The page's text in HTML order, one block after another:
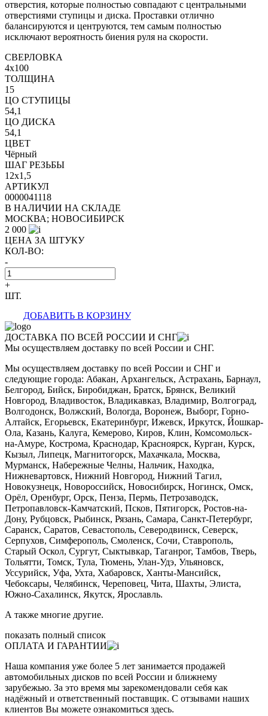
отверстия, которые полностью совпадают с центральными
отверстиями ступицы и диска. Проставки отлично
балансируются и центруются, тем самым полностью
исключают вероятность биения руля на скорости.
СВЕРЛОВКА
4x100
ТОЛЩИНА
15
ЦО СТУПИЦЫ
54,1
ЦО ДИСКА
54,1
ЦВЕТ
Чёрный
ШАГ РЕЗЬБЫ
12x1,5
АРТИКУЛ
0000041118
В НАЛИЧИИ НА СКЛАДЕ
МОСКВА; НОВОСИБИРСК
2 000
ЦЕНА ЗА ШТУКУ
КОЛ-ВО:
-
+
ШТ.
ДОБАВИТЬ В КОРЗИНУ
ДОСТАВКА ПО ВСЕЙ РОССИИ И СНГ
Мы осуществляем доставку по всей России и СНГ.
Мы осуществляем доставку по всей России и СНГ и
следующие города: Абакан, Архангельск, Астрахань, Барнаул,
Белгород, Бийск, Биробиджан, Братск, Брянск, Великий
Новгород, Владивосток, Владикавказ, Владимир, Волгоград,
Волгодонск, Волжский, Вологда, Воронеж, Выборг, Горно-
Алтайск, Егорьевск, Екатеринбург, Ижевск, Иркутск, Йошкар-
Ола, Казань, Калуга, Кемерово, Киров, Клин, Комсомольск-
на-Амуре, Кострома, Краснодар, Красноярск, Курган, Курск,
Кызыл, Липецк, Магнитогорск, Махачкала, Москва,
Мурманск, Набережные Челны, Нальчик, Находка,
Нижневартовск, Нижний Новгород, Нижний Тагил,
Новокузнецк, Новороссийск, Новосибирск, Ногинск, Омск,
Орёл, Оренбург, Орск, Пенза, Пермь, Петрозаводск,
Петропавловск-Камчатский, Псков, Пятигорск, Ростов-на-
Дону, Рубцовск, Рыбинск, Рязань, Самара, Санкт-Петербург,
Саранск, Саратов, Севастополь, Северодвинск, Северск,
Серпухов, Симферополь, Смоленск, Сочи, Ставрополь,
Старый Оскол, Сургут, Сыктывкар, Таганрог, Тамбов, Тверь,
Тольятти, Томск, Тула, Тюмень, Улан-Удэ, Ульяновск,
Уссурийск, Уфа, Ухта, Хабаровск, Ханты-Мансийск,
Чебоксары, Челябинск, Череповец, Чита, Шахты, Элиста,
Южно-Сахалинск, Якутск, Ярославль.
А также многие другие.
показать полный список
ОПЛАТА И ГАРАНТИИ
Наша компания уже более 5 лет занимается продажей
автомобильных дисков по всей России и ближнему
зарубежью. За это время мы зарекомендовали себя как
надёжный и ответственный поставщик. С отзывами наших
клиентов Вы можете ознакомиться здесь.